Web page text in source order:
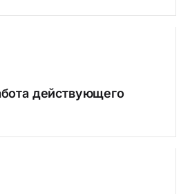
действующего